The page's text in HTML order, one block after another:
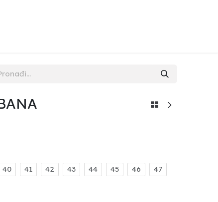
40 41 42 43 44 45 46 47